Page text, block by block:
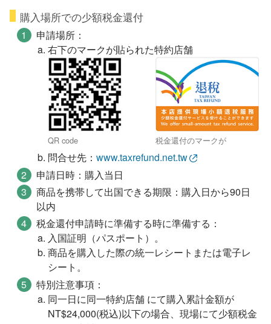
購入場所での少額税金還付
申請場所：
右下のマークが貼られた特約店舗
QR code 税金還付のマークが
問合せ先：www.taxrefund.net.tw
申請日時：購入当日
商品を携帯して出国できる期限：購入日から90​日
以内
税金還付申請時に準備する時に準備する：
入国証明（パスポート）。
商品を購入した際の統一レシートまたは電子レ
シート。
特別注意事項：
同一日に同一特約店舗 にて購入累計金額が
NT$24,000(税込)以下の場合、現場にて少額税金